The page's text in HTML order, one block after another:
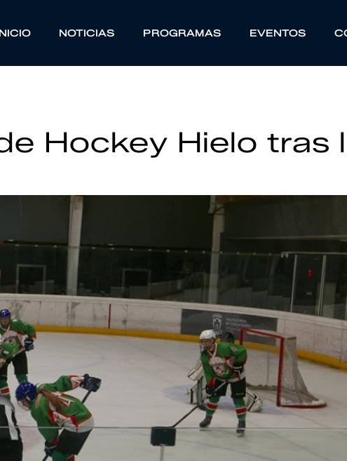
NOTICIAS PROGRAMAS EVENTOS
Hockey Hielo tras